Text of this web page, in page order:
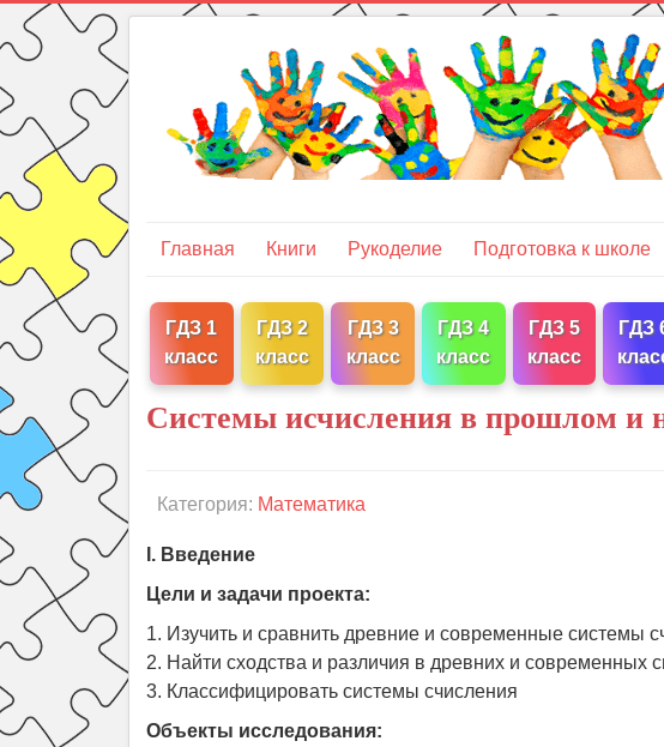
Главная Книги Рукоделие Подготовка к школе
ГДЗ 1
класс
ГДЗ 2
класс
ГДЗ 3
класс
ГДЗ 4
класс
ГДЗ 5
класс
ГДЗ
Системы исчисления в прошлом и
Категория: Математика
I. Введение
Цели и задачи проекта:
1. Изучить и сравнить древние и современные системы
2. Найти сходства и различия в древних и современных
3. Классифицировать системы счисления
Объекты исследования: